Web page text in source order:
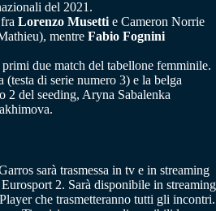
del 2021.
Lorenzo Musetti e Cameron Norrie
mentre Fabio Fognini
due match del tabellone femminile.
(testa di serie numero 3) e la belga
2 del seeding, Aryna Sabalenka
sarà trasmessa in tv e in streaming
2. Sarà disponibile in streaming
che trasmetteranno tutti gli incontri.